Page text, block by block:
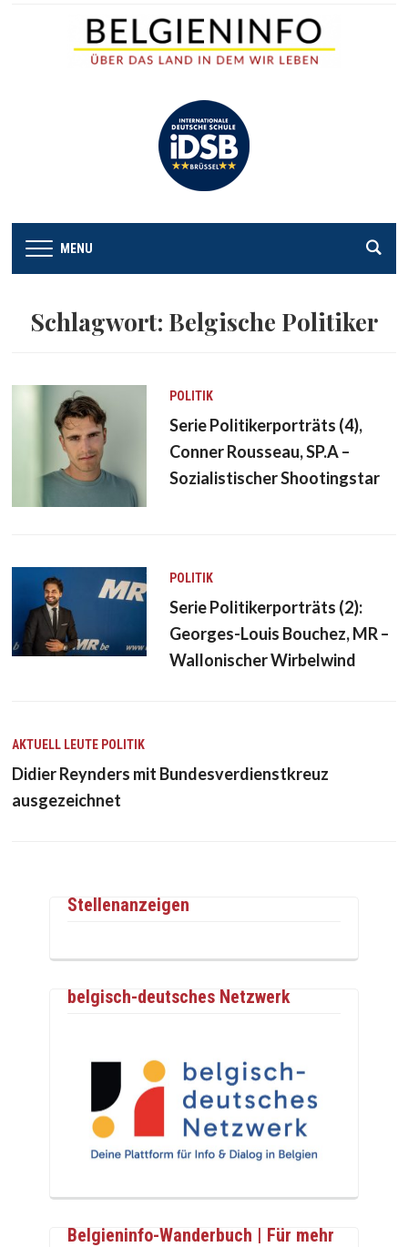
MENU
Schlagwort: Belgische Politiker
POLITIK
Serie Politikerporträts (4),
Conner Rousseau, SP.A –
Sozialistischer Shootingstar
POLITIK
Serie Politikerporträts (2):
Georges-Louis Bouchez, MR –
Wallonischer Wirbelwind
AKTUELL LEUTE POLITIK
Didier Reynders mit Bundesverdienstkreuz
ausgezeichnet
Stellenanzeigen
belgisch-deutsches Netzwerk
Belgieninfo-Wanderbuch | Für mehr